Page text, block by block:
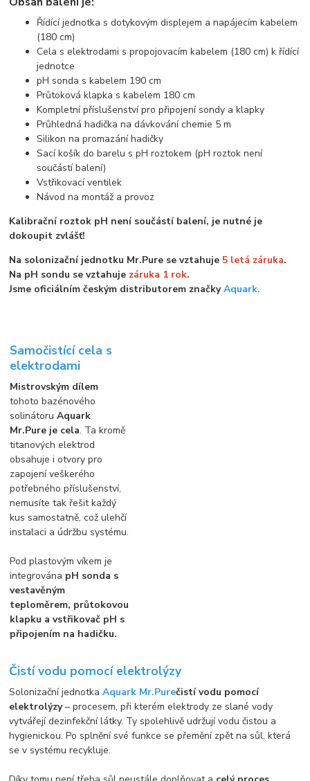
Řídící jednotka s dotykovým displejem a napájecím kabelem
(180 cm)
Cela s elektrodami s propojovacím kabelem (180 cm) k řídící
jednotce
pH sonda s kabelem 190 cm
Průtoková klapka s kabelem 180 cm
Kompletní příslušenství pro připojení sondy a klapky
Průhledná hadička na dávkování chemie 5 m
Silikon na promazání hadičky
Sací košík do barelu s pH roztokem (pH roztok není
součástí balení)
Vstřikovací ventilek
Návod na montáž a provoz
Kalibrační roztok pH není součástí balení, je nutné je
dokoupit zvlášť!
Na solonizační jednotku Mr.Pure se vztahuje 5 letá záruka.
Na pH sondu se vztahuje záruka 1 rok.
Jsme oficiálním českým distributorem značkyAquark.
Samočistící cela s
elektrodami
Mistrovským dílem
tohoto bazénového
solinátoruAquark
Mr.Pure je cela. Ta kromě
titanových elektrod
obsahuje i otvory pro
zapojení veškerého
potřebného příslušenství,
nemusíte tak řešit každý
kus samostatně, což ulehčí
instalaci a údržbu systému.
Pod plastovým víkem je
integrována pH sonda s
vestavěným
teploměrem, průtokovou
klapku a vstřikovač pH s
připojením na hadičku.
Čistí vodu pomocí elektrolýzy
Solonizační jednotkaAquark Mr.Purečistí vodu pomocí
elektrolýzy– procesem, při kterém elektrody ze slané vody
vytvářejí dezinfekční látky. Ty spolehlivě udržují vodu čistou a
hygienickou. Po splnění své funkce se přemění zpět na sůl, která
se v systému recykluje.